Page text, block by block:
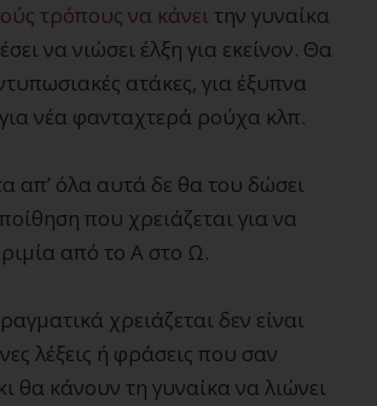
τρόπους να κάνει την γυναίκα
να νιώσει έλξη για εκείνον. Θα
ατάκες, για έξυπνα
νέα φανταχτερά ρούχα κλπ.
απ’ όλα αυτά δε θα του δώσει
που χρειάζεται για να
από το Α στο Ω.
χρειάζεται δεν είναι
λέξεις ή φράσεις που σαν
θα κάνουν τη γυναίκα να λιώνει